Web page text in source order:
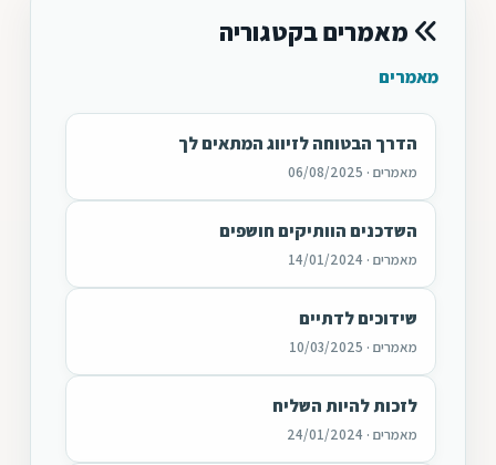
מאמרים בקטגוריה
מאמרים
הדרך הבטוחה לזיווג המתאים לך
מאמרים · 06/08/2025
השדכנים הוותיקים חושפים
מאמרים · 14/01/2024
שידוכים לדתיים
מאמרים · 10/03/2025
לזכות להיות השליח
מאמרים · 24/01/2024